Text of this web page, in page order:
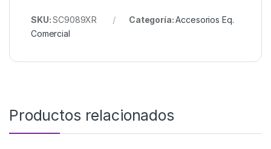
SKU:SC9089XR Categoría:Accesorios Eq.
Comercial
Productos relacionados